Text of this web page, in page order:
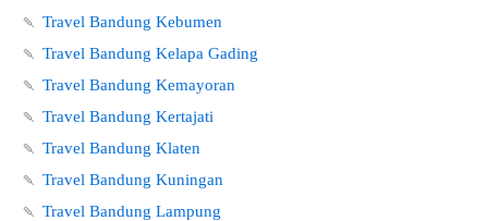
🍡 Travel Bandung Kebumen
🍡 Travel Bandung Kelapa Gading
🍡 Travel Bandung Kemayoran
🍡 Travel Bandung Kertajati
🍡 Travel Bandung Klaten
🍡 Travel Bandung Kuningan
🍡 Travel Bandung Lampung